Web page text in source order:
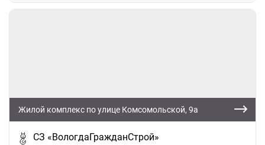
Жилой комплекс по улице Комсомольской, 9а
СЗ «ВологдаГражданСтрой»